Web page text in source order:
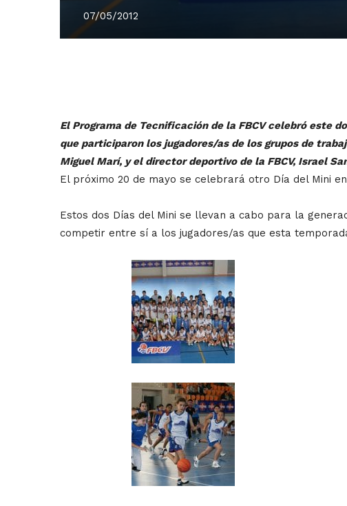
07/05/2012
El Programa de Tecnificación de la FBCV celebró este
que participaron los jugadores/as de los grupos de
Miguel Marí, y el director deportivo de la FBCV, Israel
El próximo 20 de mayo se celebrará otro Día del Mini
Estos dos Días del Mini se llevan a cabo para la
competir entre sí a los jugadores/as que esta